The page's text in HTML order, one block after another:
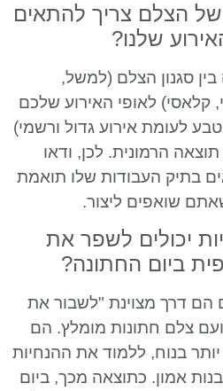
של הצלם צריך להתאים
שלנו?
סגנון הצלם (למשל,
קלאסי) לאופי האירוע שלכם
לעומת אירוע גדול ורשמי)
הרמונית. לכן, ודאו
בתיק העבודות שלו תואמת
שואפים ליצור.
יכולים לשפר את
ביום החתונה?
הם דרך מצוינת "לשבור את
צלם חתונות מומלץ. הם
בנוח, ללמוד את ההנחיות
אמון. כתוצאה מכך, ביום